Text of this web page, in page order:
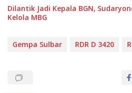
Dilantik Jadi Kepala BGN,
Kelola MBG
Gempa Sulbar RDR D 3420